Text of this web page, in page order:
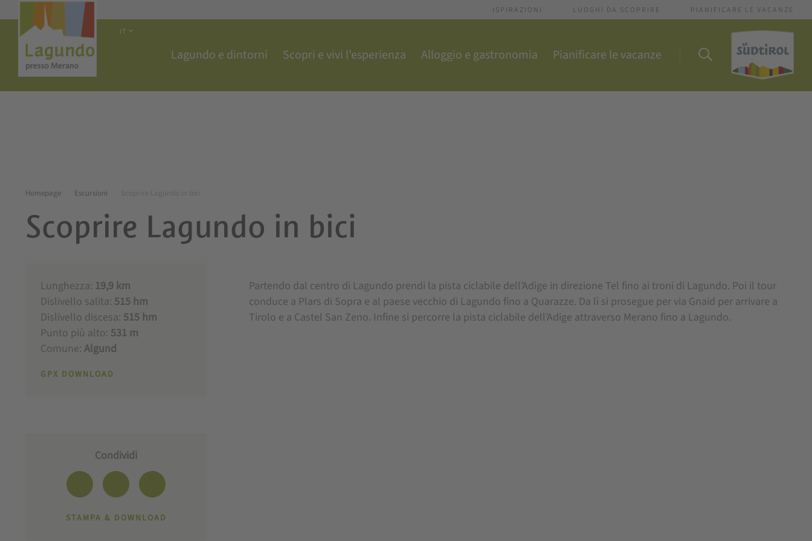
ISPIRAZIONI LUOGHI DA SCOPRIRE PIANIFICARE LE VACANZE
IT
Lagundo e dintorni Scopri e vivi l'esperienza Alloggio e gastronomia Pianificare le vacanze
Homepage Escursioni
Scoprire Lagundo in bici
Lunghezza: 19,9 km
Dislivello salita: 515 hm
Dislivello discesa: 515 hm
Punto più alto: 531 m
Comune: Algund
GPX DOWNLOAD
Condividi
STAMPA & DOWNLOAD
Partendo dal centro di Lagundo prendi la pista ciclabile dell’Adige in direzione Tel fino ai troni di Lagundo. Poi il tour
conduce a Plars di Sopra e al paese vecchio di Lagundo fino a Quarazze. Da lì si prosegue per via Gnaid per arrivare a
Tirolo e a Castel San Zeno. Infine si percorre la pista ciclabile dell’Adige attraverso Merano fino a Lagundo.